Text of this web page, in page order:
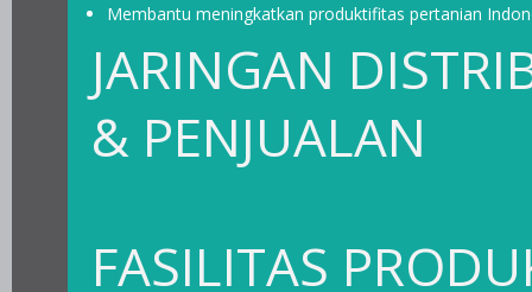
Membantu meningkatkan produktifitas pertanian
JARINGAN
& PENJUALAN
FASILITAS